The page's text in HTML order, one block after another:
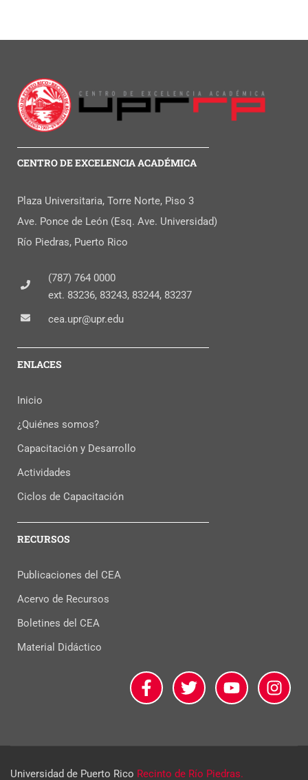
CENTRO DE EXCELENCIA ACADÉMICA
Plaza Universitaria, Torre Norte, Piso 3
Ave. Ponce de León (Esq. Ave. Universidad)
Río Piedras, Puerto Rico
(787) 764 0000
ext. 83236, 83243, 83244, 83237
cea.upr@upr.edu
ENLACES
Inicio
¿Quiénes somos?
Capacitación y Desarrollo
Actividades
Ciclos de Capacitación
RECURSOS
Publicaciones del CEA
Acervo de Recursos
Boletines del CEA
Material Didáctico
Universidad de Puerto Rico Recinto de Río Piedras.